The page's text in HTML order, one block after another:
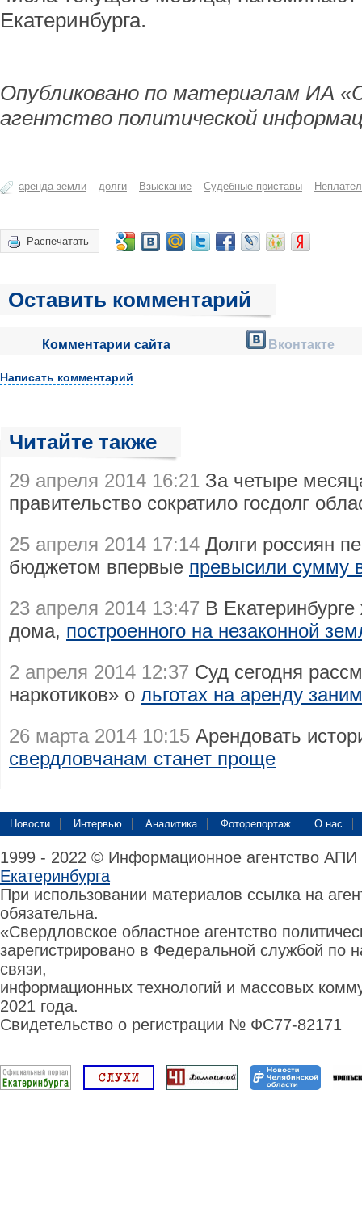
Екатеринбурга.
Опубликовано по материалам ИА
агентство политической
аренда земли долги Взыскание Судебные приставы
Распечатать
Оставить комментарий
Комментарии сайта Вконтакте
Написать комментарий
Читайте также
29 апреля 2014 16:21 За четыре
правительство сократило госдолг
25 апреля 2014 17:14 Долги россиян
бюджетом впервые превысили сумму
23 апреля 2014 13:47 В
дома, построенного на незаконной
2 апреля 2014 12:37 Суд сегодня
наркотиков» о льготах на аренду
26 марта 2014 10:15 Арендовать
свердловчанам станет проще
Новости Интервью Аналитика Фоторепортаж О нас
1999 - 2022 © Информационное агентство
Екатеринбурга
При использовании материалов ссылка на
обязательна.
«Свердловское областное агентство
зарегистрировано в Федеральной службой по
связи,
информационных технологий и массовых
2021 года.
Свидетельство о регистрации № ФС77-82171